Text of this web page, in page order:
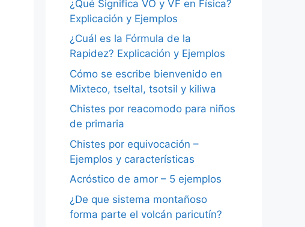
¿Qué Significa VO y VF en Física?
Explicación y Ejemplos
¿Cuál es la Fórmula de la
Rapidez? Explicación y Ejemplos
Cómo se escribe bienvenido en
Mixteco, tseltal, tsotsil y kiliwa
Chistes por reacomodo para niños
de primaria
Chistes por equivocación –
Ejemplos y características
Acróstico de amor – 5 ejemplos
¿De que sistema montañoso
forma parte el volcán paricutín?